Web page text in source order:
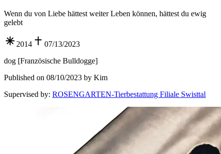
Wenn du von Liebe hättest weiter Leben können, hättest du ewig
gelebt
2014
07/13/2023
dog [Französische Bulldogge]
Published on 08/10/2023 by Kim
Supervised by: ROSENGARTEN-Tierbestattung Filiale Swisttal